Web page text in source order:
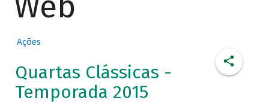
Ações
Quartas Clássicas -
Temporada 2015